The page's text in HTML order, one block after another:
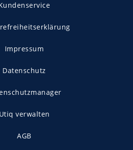
Impressum
Datenschutz
Utiq verwalten
AGB